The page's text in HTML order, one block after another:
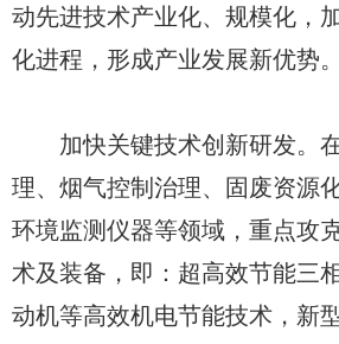
动先进技术产业化、规模化，
化进程，形成产业发展新优势。
加快关键技术创新研发。在
理、烟气控制治理、固废资源
环境监测仪器等领域，重点攻
术及装备，即：超高效节能三
动机等高效机电节能技术，新